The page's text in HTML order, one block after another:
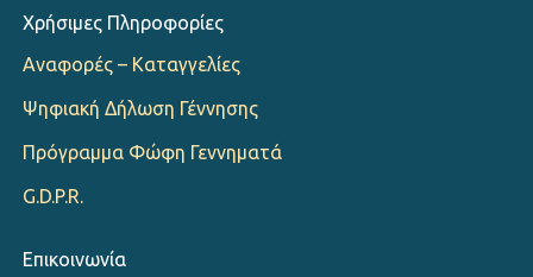
Χρήσιμες Πληροφορίες
Αναφορές – Καταγγελίες
Ψηφιακή Δήλωση Γέννησης
Πρόγραμμα Φώφη Γεννηματά
G.D.P.R.
Επικοινωνία